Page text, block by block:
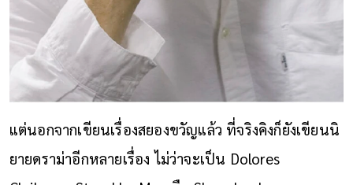
แต่นอกจากเขียนเรื่องสยองขวัญแล้ว ที่จริงคิงก็ยังเขียนนิ
ยายดราม่าอีกหลายเรื่อง ไม่ว่าจะเป็น Dolores